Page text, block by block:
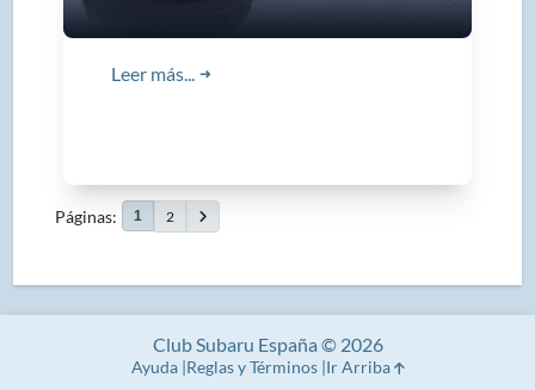
Leer más... ➜
Páginas 1 2
Club Subaru España © 2026
Ayuda Reglas y Términos Ir Arriba